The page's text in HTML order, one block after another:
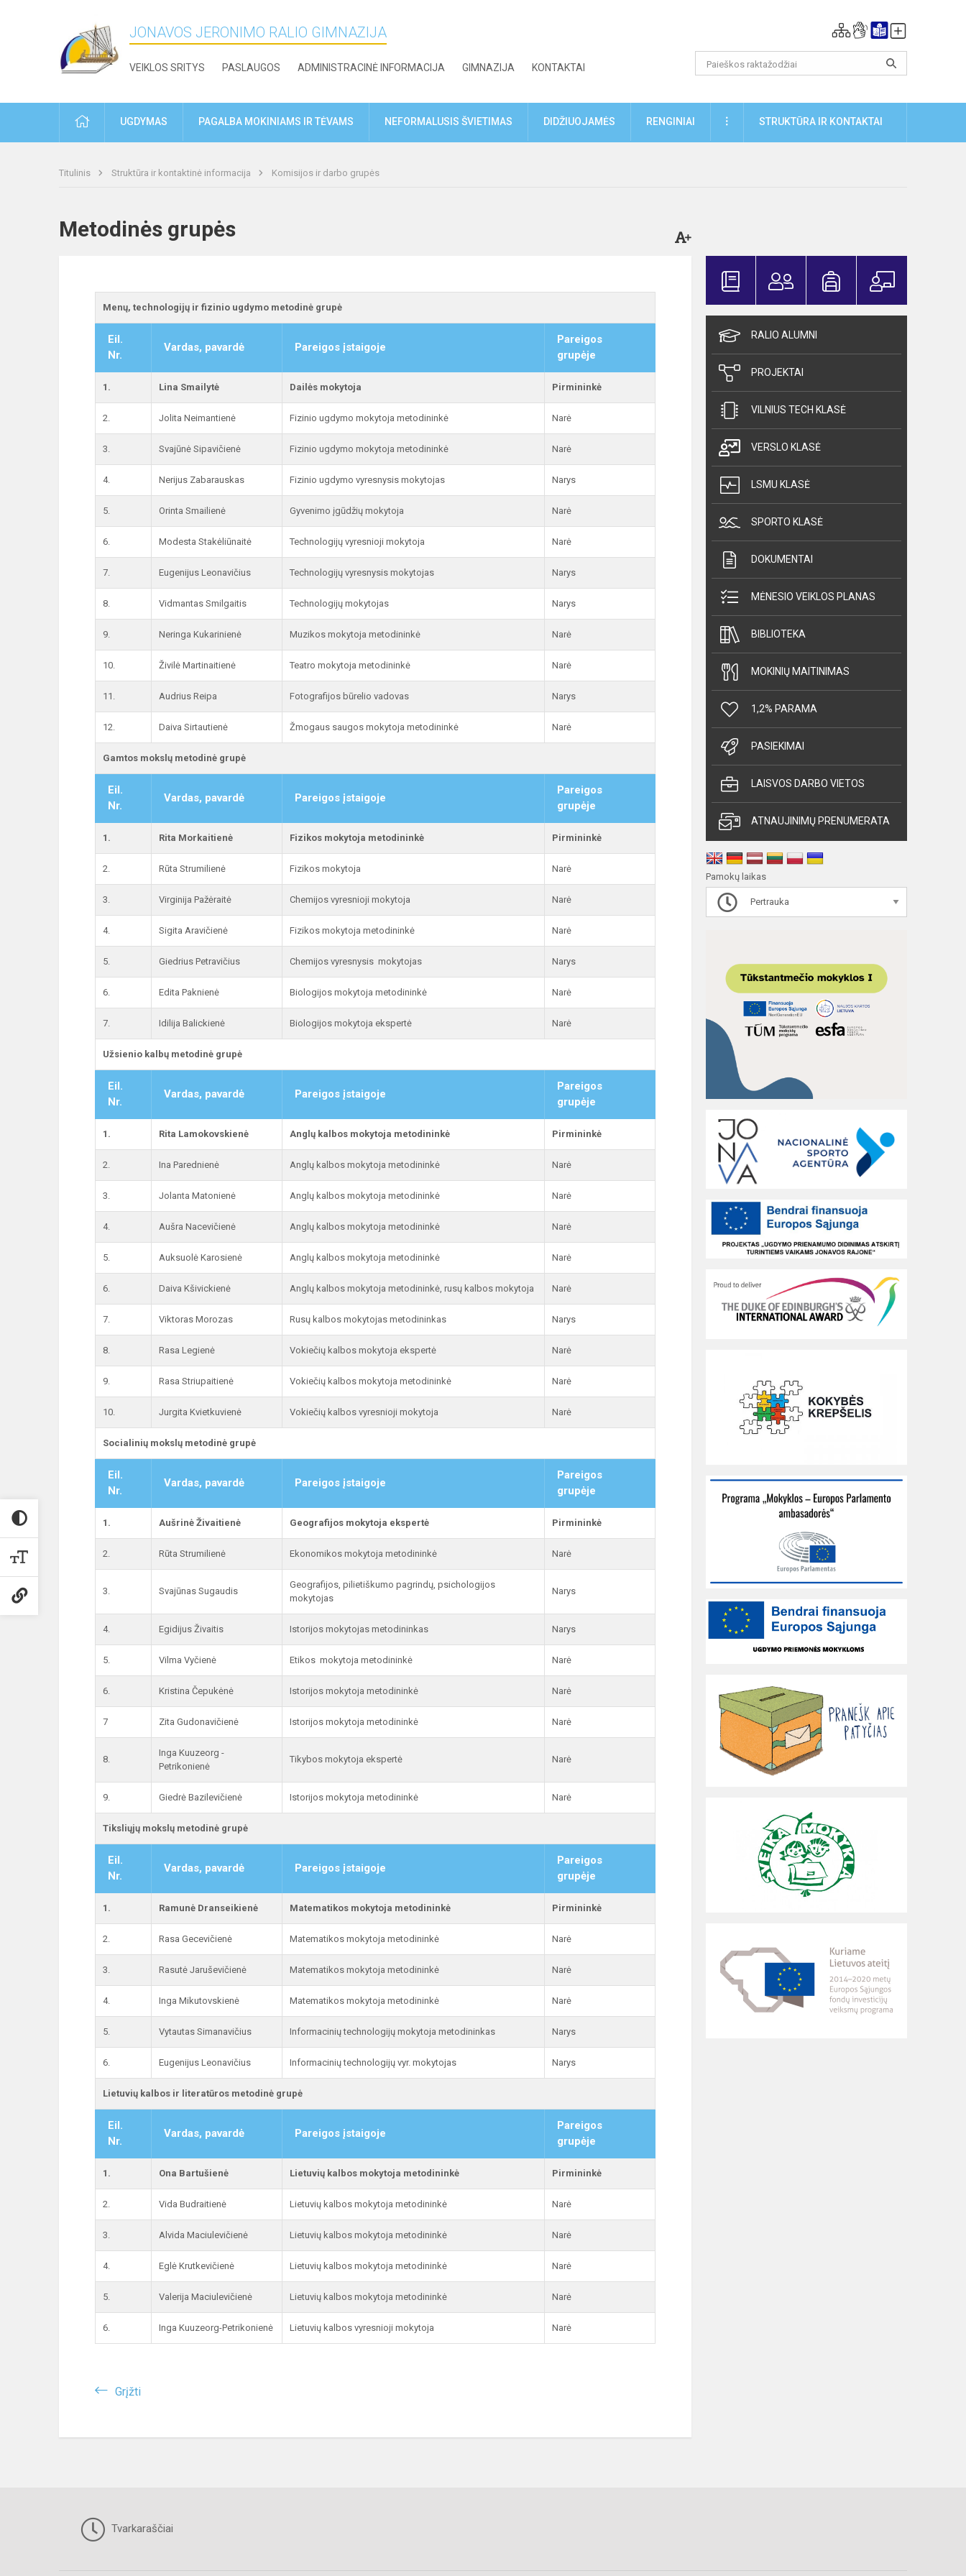
JONAVOS JERONIMO RALIO GIMNAZIJA
VEIKLOS SRITYS PASLAUGOS ADMINISTRACINĖ INFORMACIJA GIMNAZIJA KONTAKTAI
PRADŽIAUGDYMAS PAGALBA MOKINIAMS IR TĖVAMS NEFORMALUSIS ŠVIETIMAS DIDŽIUOJAMĖS RENGINIAI DAUGIAUSTRUKTŪRA IR KONTAKTAI
Titulinis Struktūra ir kontaktinė informacija Komisijos ir darbo grupės
Metodinės grupės
Menų, technologijų ir fizinio ugdymo metodinė grupė
Eil.
Nr.
Vardas, pavardė Pareigos įstaigoje
Pareigos
grupėje
1. Lina Smailytė Dailės mokytoja Pirmininkė
2. Jolita Neimantienė Fizinio ugdymo mokytoja metodininkė Narė
3. Svajūnė Sipavičienė Fizinio ugdymo mokytoja metodininkė Narė
4. Nerijus Zabarauskas Fizinio ugdymo vyresnysis mokytojas Narys
5. Orinta Smailienė Gyvenimo įgūdžių mokytoja Narė
6. Modesta Stakėliūnaitė Technologijų vyresnioji mokytoja Narė
7. Eugenijus Leonavičius Technologijų vyresnysis mokytojas Narys
8. Vidmantas Smilgaitis Technologijų mokytojas Narys
9. Neringa Kukarinienė Muzikos mokytoja metodininkė Narė
10. Živilė Martinaitienė Teatro mokytoja metodininkė Narė
11. Audrius Reipa Fotografijos būrelio vadovas Narys
12. Daiva Sirtautienė Žmogaus saugos mokytoja metodininkė Narė
Gamtos mokslų metodinė grupė
Eil.
Nr.
Vardas, pavardė Pareigos įstaigoje
Pareigos
grupėje
1. Rita Morkaitienė Fizikos mokytoja metodininkė Pirmininkė
2. Rūta Strumilienė Fizikos mokytoja Narė
3. Virginija Pažėraitė Chemijos vyresnioji mokytoja Narė
4. Sigita Aravičienė Fizikos mokytoja metodininkė Narė
5. Giedrius Petravičius Chemijos vyresnysis mokytojas Narys
6. Edita Paknienė Biologijos mokytoja metodininkė Narė
7. Idilija Balickienė Biologijos mokytoja ekspertė Narė
Užsienio kalbų metodinė grupė
Eil.
Nr.
Vardas, pavardė Pareigos įstaigoje
Pareigos
grupėje
1. Rita Lamokovskienė Anglų kalbos mokytoja metodininkė Pirmininkė
2. Ina Parednienė Anglų kalbos mokytoja metodininkė Narė
3. Jolanta Matonienė Anglų kalbos mokytoja metodininkė Narė
4. Aušra Nacevičienė Anglų kalbos mokytoja metodininkė Narė
5. Auksuolė Karosienė Anglų kalbos mokytoja metodininkė Narė
6. Daiva Kšivickienė Anglų kalbos mokytoja metodininkė, rusų kalbos mokytoja Narė
7. Viktoras Morozas Rusų kalbos mokytojas metodininkas Narys
8. Rasa Legienė Vokiečių kalbos mokytoja ekspertė Narė
9. Rasa Striupaitienė Vokiečių kalbos mokytoja metodininkė Narė
10. Jurgita Kvietkuvienė Vokiečių kalbos vyresnioji mokytoja Narė
Socialinių mokslų metodinė grupė
Eil.
Nr.
Vardas, pavardė Pareigos įstaigoje
Pareigos
grupėje
1. Aušrinė Živaitienė Geografijos mokytoja ekspertė Pirmininkė
2. Rūta Strumilienė Ekonomikos mokytoja metodininkė Narė
3. Svajūnas Sugaudis
Geografijos, pilietiškumo pagrindų, psichologijos
mokytojas
Narys
4. Egidijus Živaitis Istorijos mokytojas metodininkas Narys
5. Vilma Vyčienė Etikos mokytoja metodininkė Narė
6. Kristina Čepukėnė Istorijos mokytoja metodininkė Narė
7 Zita Gudonavičienė Istorijos mokytoja metodininkė Narė
8.
Inga Kuuzeorg -
Petrikonienė
Tikybos mokytoja ekspertė Narė
9. Giedrė Bazilevičienė Istorijos mokytoja metodininkė Narė
Tiksliųjų mokslų metodinė grupė
Eil.
Nr.
Vardas, pavardė Pareigos įstaigoje
Pareigos
grupėje
1. Ramunė Dranseikienė Matematikos mokytoja metodininkė Pirmininkė
2. Rasa Gecevičienė Matematikos mokytoja metodininkė Narė
3. Rasutė Jaruševičienė Matematikos mokytoja metodininkė Narė
4. Inga Mikutovskienė Matematikos mokytoja metodininkė Narė
5. Vytautas Simanavičius Informacinių technologijų mokytoja metodininkas Narys
6. Eugenijus Leonavičius Informacinių technologijų vyr. mokytojas Narys
Lietuvių kalbos ir literatūros metodinė grupė
Eil.
Nr.
Vardas, pavardė Pareigos įstaigoje
Pareigos
grupėje
1. Ona Bartušienė Lietuvių kalbos mokytoja metodininkė Pirmininkė
2. Vida Budraitienė Lietuvių kalbos mokytoja metodininkė Narė
3. Alvida Maciulevičienė Lietuvių kalbos mokytoja metodininkė Narė
4. Eglė Krutkevičienė Lietuvių kalbos mokytoja metodininkė Narė
5. Valerija Maciulevičienė Lietuvių kalbos mokytoja metodininkė Narė
6. Inga Kuuzeorg-Petrikonienė Lietuvių kalbos vyresnioji mokytoja Narė
Grįžti
RALIO ALUMNI
PROJEKTAI
VILNIUS TECH KLASĖ
VERSLO KLASĖ
LSMU KLASĖ
SPORTO KLASĖ
DOKUMENTAI
MĖNESIO VEIKLOS PLANAS
BIBLIOTEKA
MOKINIŲ MAITINIMAS
1,2% PARAMA
PASIEKIMAI
LAISVOS DARBO VIETOS
ATNAUJINIMŲ PRENUMERATA
Pamokų laikas
Pertrauka
Tvarkaraščiai